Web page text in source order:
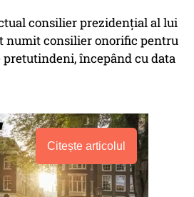
consilier prezidențial al lui
numit consilier onorific pentru
începând cu data
Citește articolul